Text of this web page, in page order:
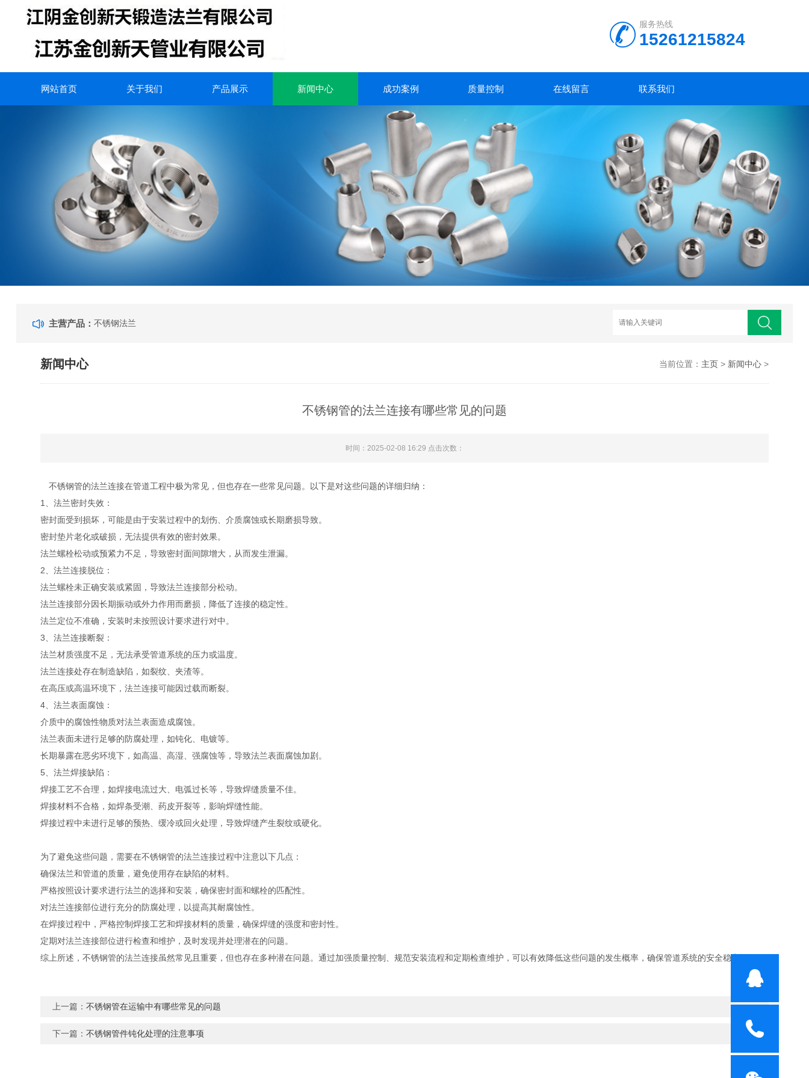
服务热线
15261215824
网站首页 关于我们 产品展示 新闻中心 成功案例 质量控制 在线留言 联系我们
主营产品：不锈钢法兰
新闻中心 当前位置： 主页> 新闻中心>
不锈钢管的法兰连接有哪些常见的问题
时间：2025-02-08 16:29 点击次数：
不锈钢管的法兰连接在管道工程中极为常见，但也存在一些常见问题。以下是对这些问题的详细归纳：
1‌、法兰密封失效‌：
密封面受到损坏，可能是由于安装过程中的划伤、介质腐蚀或长期磨损导致。
密封垫片老化或破损，无法提供有效的密封效果。
法兰螺栓松动或预紧力不足，导致密封面间隙增大，从而发生泄漏。
‌2、法兰连接脱位‌：
法兰螺栓未正确安装或紧固，导致法兰连接部分松动。
法兰连接部分因长期振动或外力作用而磨损，降低了连接的稳定性。
法兰定位不准确，安装时未按照设计要求进行对中。
3、法兰连接断裂‌：
法兰材质强度不足，无法承受管道系统的压力或温度。
法兰连接处存在制造缺陷，如裂纹、夹渣等。
在高压或高温环境下，法兰连接可能因过载而断裂。
4‌、法兰表面腐蚀‌：
介质中的腐蚀性物质对法兰表面造成腐蚀。
法兰表面未进行足够的防腐处理，如钝化、电镀等。
长期暴露在恶劣环境下，如高温、高湿、强腐蚀等，导致法兰表面腐蚀加剧。
5、法兰焊接缺陷‌：
焊接工艺不合理，如焊接电流过大、电弧过长等，导致焊缝质量不佳。
焊接材料不合格，如焊条受潮、药皮开裂等，影响焊缝性能。
焊接过程中未进行足够的预热、缓冷或回火处理，导致焊缝产生裂纹或硬化。
为了避免这些问题，需要在不锈钢管的法兰连接过程中注意以下几点：
确保法兰和管道的质量，避免使用存在缺陷的材料。
严格按照设计要求进行法兰的选择和安装，确保密封面和螺栓的匹配性。
对法兰连接部位进行充分的防腐处理，以提高其耐腐蚀性。
在焊接过程中，严格控制焊接工艺和焊接材料的质量，确保焊缝的强度和密封性。
定期对法兰连接部位进行检查和维护，及时发现并处理潜在的问题。
综上所述，不锈钢管的法兰连接虽然常见且重要，但也存在多种潜在问题。通过加强质量控制、规范安装流程和定期检查维护，可以有效降低这些问题的发生概率，确保管道系统的安全稳定运行。
上一篇：不锈钢管在运输中有哪些常见的问题
下一篇：不锈钢管件钝化处理的注意事项